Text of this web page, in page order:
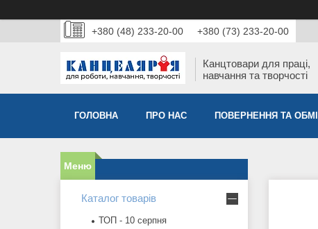
+380 (48) 233-20-00 +380 (73) 233-20-00
Канцтовари для працi,
навчання та творчостi
ГОЛОВНА ПРО НАС ПОВЕРНЕННЯ ТА
Каталог товарів
ТОП - 10 серпня